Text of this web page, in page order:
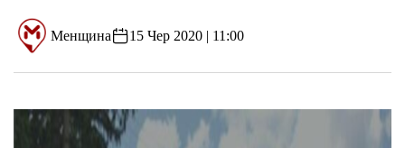
Менщина 15 Чер 2020 | 11:00